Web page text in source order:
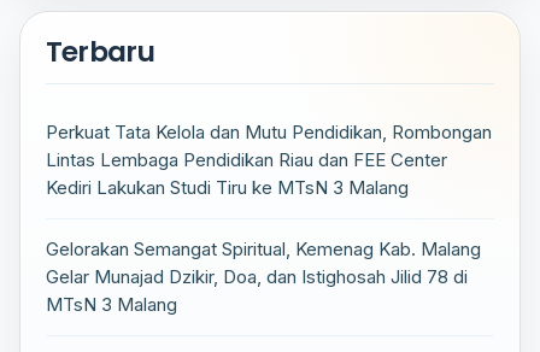
Terbaru
Perkuat Tata Kelola dan Mutu Pendidikan, Rombongan
Lintas Lembaga Pendidikan Riau dan FEE Center
Kediri Lakukan Studi Tiru ke MTsN 3 Malang
Gelorakan Semangat Spiritual, Kemenag Kab. Malang
Gelar Munajad Dzikir, Doa, dan Istighosah Jilid 78 di
MTsN 3 Malang